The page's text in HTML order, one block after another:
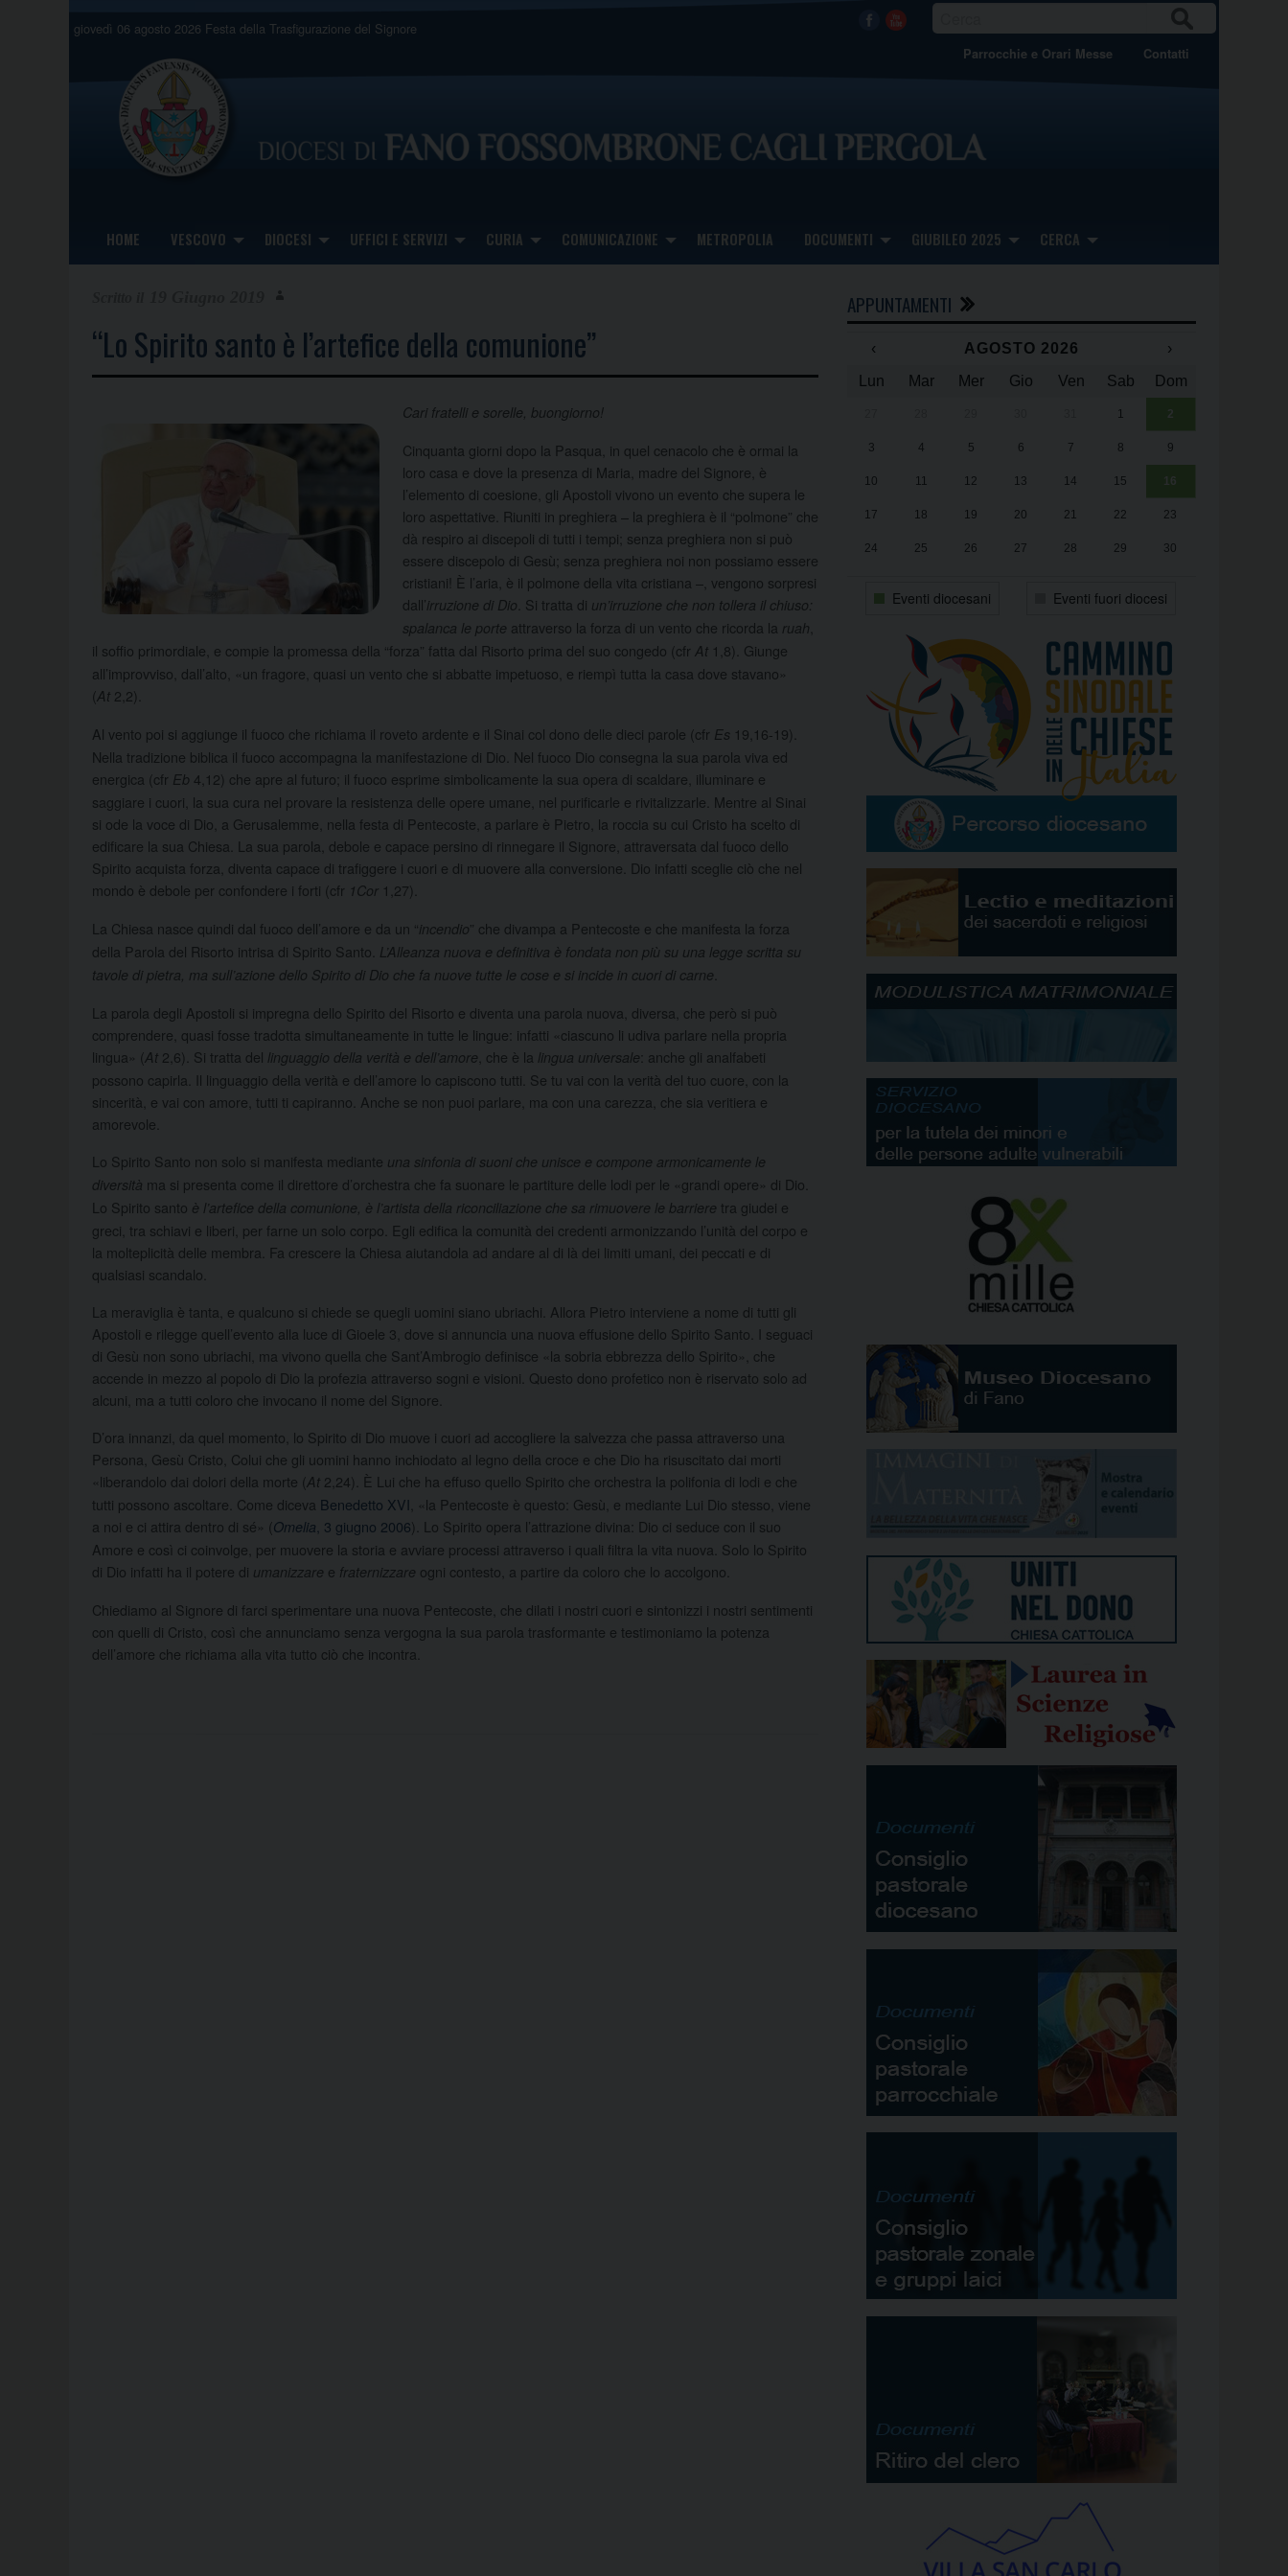
giovedì 06 agosto 2026 Festa della Trasfigurazione del Signore Facebook
Youtube CA
Parrocchie e Orari Messe Contatti
HOME VESCOVO DIOCESI UFFICI E SERVIZI CURIA COMUNICAZIONE METROPOLIA DOCUMENTI GIUBILEO 2025 CERCA
“Lo Spirito santo è l’artefice della comunione”
Cari fratelli e sorelle, buongiorno!
Cinquanta giorni dopo la Pasqua, in quel cenacolo che è ormai la
loro casa e dove la presenza di Maria, madre del Signore, è
l’elemento di coesione, gli Apostoli vivono un evento che supera le
loro aspettative. Riuniti in preghiera – la preghiera è il “polmone” che
dà respiro ai discepoli di tutti i tempi; senza preghiera non si può
essere discepolo di Gesù; senza preghiera noi non possiamo essere
cristiani! È l’aria, è il polmone della vita cristiana –, vengono sorpresi
dall’irruzione di Dio . Si tratta di un’irruzione che non tollera il chiuso:
spalanca le porte attraverso la forza di un vento che ricorda la ruah
il soffio primordiale, e compie la promessa della “forza” fatta dal Risorto prima del suo congedo (cfr At 1,8). Giunge
all’improvviso, dall’alto, «un fragore, quasi un vento che si abbatte impetuoso, e riempì tutta la casa dove stavano»
(At 2,2).
Al vento poi si aggiunge il fuoco che richiama il roveto ardente e il Sinai col dono delle dieci parole (cfr Es 19,16-19).
Nella tradizione biblica il fuoco accompagna la manifestazione di Dio. Nel fuoco Dio consegna la sua parola viva ed
energica (cfr Eb 4,12) che apre al futuro; il fuoco esprime simbolicamente la sua opera di scaldare, illuminare e
saggiare i cuori, la sua cura nel provare la resistenza delle opere umane, nel purificarle e rivitalizzarle. Mentre al Sinai
si ode la voce di Dio, a Gerusalemme, nella festa di Pentecoste, a parlare è Pietro, la roccia su cui Cristo ha scelto di
edificare la sua Chiesa. La sua parola, debole e capace persino di rinnegare il Signore, attraversata dal fuoco dello
Spirito acquista forza, diventa capace di trafiggere i cuori e di muovere alla conversione. Dio infatti sceglie ciò che nel
mondo è debole per confondere i forti (cfr 1Cor 1,27).
La Chiesa nasce quindi dal fuoco dell’amore e da un “incendio” che divampa a Pentecoste e che manifesta la forza
della Parola del Risorto intrisa di Spirito Santo. L’Alleanza nuova e definitiva è fondata non più su una legge scritta su
tavole di pietra, ma sull’azione dello Spirito di Dio che fa nuove tutte le cose e si incide in cuori di carne
La parola degli Apostoli si impregna dello Spirito del Risorto e diventa una parola nuova, diversa, che però si può
comprendere, quasi fosse tradotta simultaneamente in tutte le lingue: infatti «ciascuno li udiva parlare nella propria
lingua» (At 2,6). Si tratta del linguaggio della verità e dell’amore , che è la lingua universale : anche gli analfabeti
possono capirla. Il linguaggio della verità e dell’amore lo capiscono tutti. Se tu vai con la verità del tuo cuore, con la
sincerità, e vai con amore, tutti ti capiranno. Anche se non puoi parlare, ma con una carezza, che sia veritiera e
amorevole.
Lo Spirito Santo non solo si manifesta mediante una sinfonia di suoni che unisce e compone armonicamente le
diversità ma si presenta come il direttore d’orchestra che fa suonare le partiture delle lodi per le «grandi opere» di Dio.
Lo Spirito santo è l’artefice della comunione, è l’artista della riconciliazione che sa rimuovere le barriere tra giudei e
greci, tra schiavi e liberi, per farne un solo corpo. Egli edifica la comunità dei credenti armonizzando l’unità del corpo e
la molteplicità delle membra. Fa crescere la Chiesa aiutandola ad andare al di là dei limiti umani, dei peccati e di
qualsiasi scandalo.
La meraviglia è tanta, e qualcuno si chiede se quegli uomini siano ubriachi. Allora Pietro interviene a nome di tutti gli
Apostoli e rilegge quell’evento alla luce di Gioele 3, dove si annuncia una nuova effusione dello Spirito Santo. I seguaci
di Gesù non sono ubriachi, ma vivono quella che Sant’Ambrogio definisce «la sobria ebbrezza dello Spirito», che
accende in mezzo al popolo di Dio la profezia attraverso sogni e visioni. Questo dono profetico non è riservato solo ad
alcuni, ma a tutti coloro che invocano il nome del Signore.
D’ora innanzi, da quel momento, lo Spirito di Dio muove i cuori ad accogliere la salvezza che passa attraverso una
Persona, Gesù Cristo, Colui che gli uomini hanno inchiodato al legno della croce e che Dio ha risuscitato dai morti
«liberandolo dai dolori della morte (At 2,24). È Lui che ha effuso quello Spirito che orchestra la polifonia di lodi e che
tutti possono ascoltare. Come diceva Benedetto XVI , «la Pentecoste è questo: Gesù, e mediante Lui Dio stesso, viene
a noi e ci attira dentro di sé» (Omelia , 3 giugno 2006). Lo Spirito opera l’attrazione divina: Dio ci seduce con il suo
Amore e così ci coinvolge, per muovere la storia e avviare processi attraverso i quali filtra la vita nuova. Solo lo Spirito
di Dio infatti ha il potere di umanizzare e fraternizzare ogni contesto, a partire da coloro che lo accolgono.
Chiediamo al Signore di farci sperimentare una nuova Pentecoste, che dilati i nostri cuori e sintonizzi i nostri sentimenti
con quelli di Cristo, così che annunciamo senza vergogna la sua parola trasformante e testimoniamo la potenza
dell’amore che richiama alla vita tutto ciò che incontra.
APPUNTAMENTI
‹ AGOSTO 2026
›
Lun
Mar Mer Gio Ven Sab Dom
1 2
3 4 5 6 7 8 9
10 11 12 13 14 15 16
17 18 19 20 21 22 23
24 25 26 27 28 29 30
Eventi diocesani Eventi fuori diocesi